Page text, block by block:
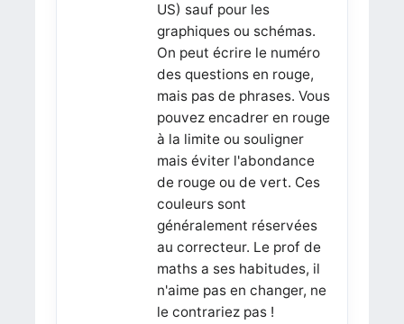
US) sauf pour les
graphiques ou schémas.
On peut écrire le numéro
des questions en rouge,
mais pas de phrases. Vous
pouvez encadrer en rouge
à la limite ou souligner
mais éviter l'abondance
de rouge ou de vert. Ces
couleurs sont
généralement réservées
au correcteur. Le prof de
maths a ses habitudes, il
n'aime pas en changer, ne
le contrariez pas !